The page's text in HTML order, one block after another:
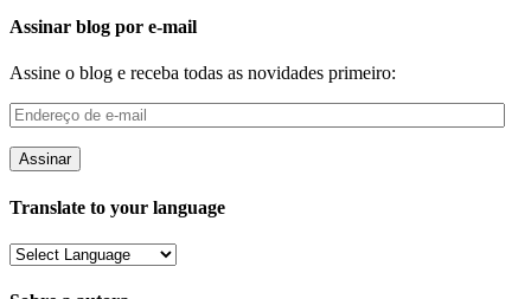
Assinar blog por e-mail
Assine o blog e receba todas as novidades primeiro:
Endereço
de
e-
mail
Translate to your language